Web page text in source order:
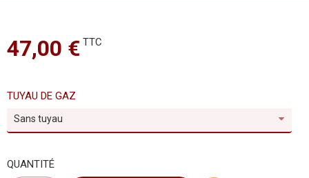
47,00 € TTC
TUYAU DE GAZ
Sans tuyau
QUANTITÉ